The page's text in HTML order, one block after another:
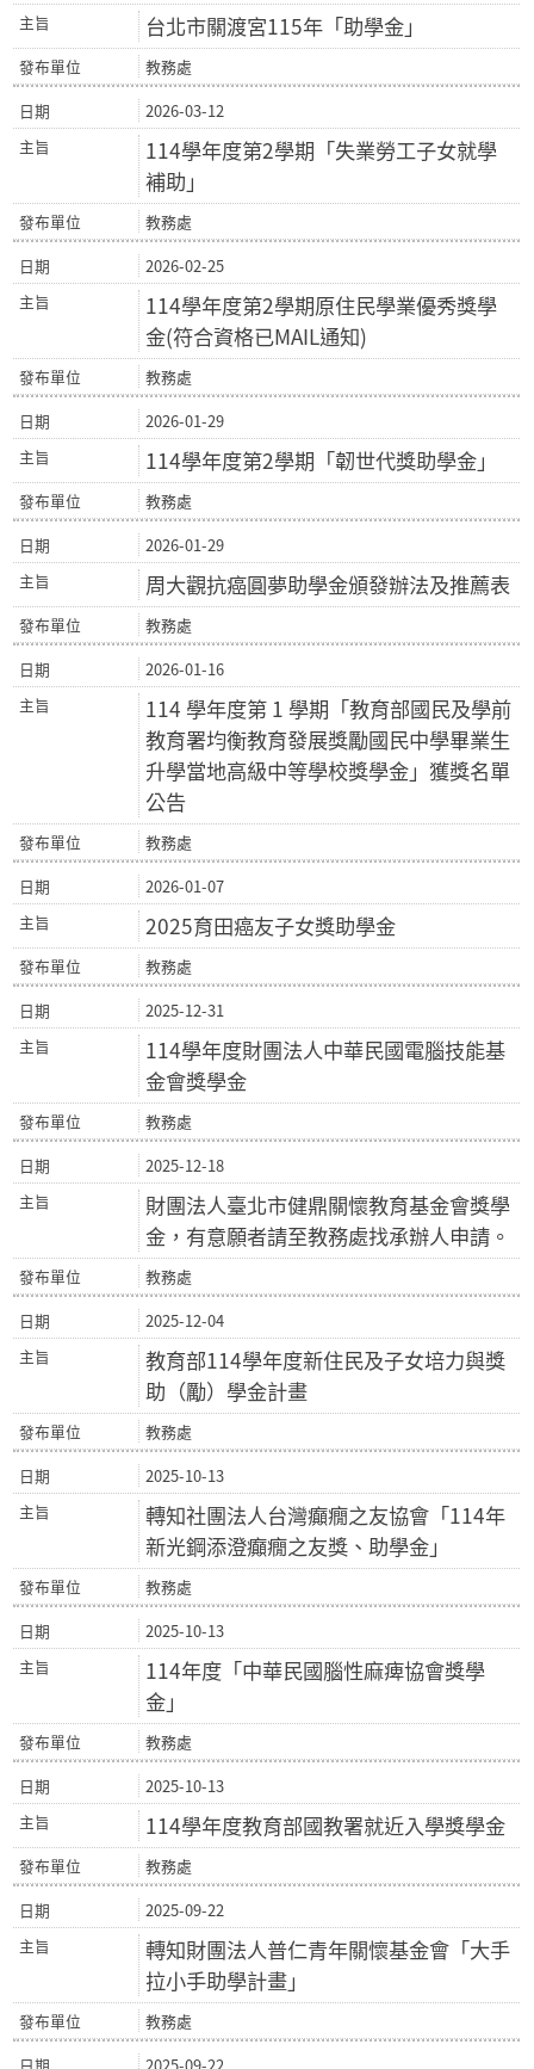
台北市關渡宮115年「助學金」
教務處
2026-03-12
114學年度第2學期「失業勞工子女就學
補助」
教務處
2026-02-25
114學年度第2學期原住民學業優秀獎學
金(符合資格已MAIL通知)
教務處
2026-01-29
114學年度第2學期「韌世代獎助學金」
教務處
2026-01-29
周大觀抗癌圓夢助學金頒發辦法及推薦表
教務處
2026-01-16
114 學年度第 1 學期「教育部國民及學前
教育署均衡教育發展獎勵國民中學畢業生
升學當地高級中等學校獎學金」獲獎名單
公告
教務處
2026-01-07
2025育田癌友子女獎助學金
教務處
2025-12-31
114學年度財團法人中華民國電腦技能基
金會獎學金
教務處
2025-12-18
財團法人臺北市健鼎關懷教育基金會獎學
金，有意願者請至教務處找承辦人申請。
教務處
2025-12-04
教育部114學年度新住民及子女培力與獎
助（勵）學金計畫
教務處
2025-10-13
轉知社團法人台灣癲癇之友協會「114年
新光鋼添澄癲癇之友獎、助學金」
教務處
2025-10-13
114年度「中華民國腦性麻痺協會獎學
金」
教務處
2025-10-13
114學年度教育部國教署就近入學獎學金
教務處
2025-09-22
轉知財團法人普仁青年關懷基金會「大手
拉小手助學計畫」
教務處